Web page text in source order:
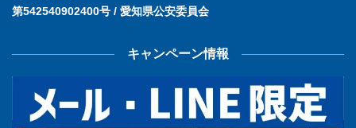
第542540902400号 / 愛知県公安委員会
キャンペーン情報